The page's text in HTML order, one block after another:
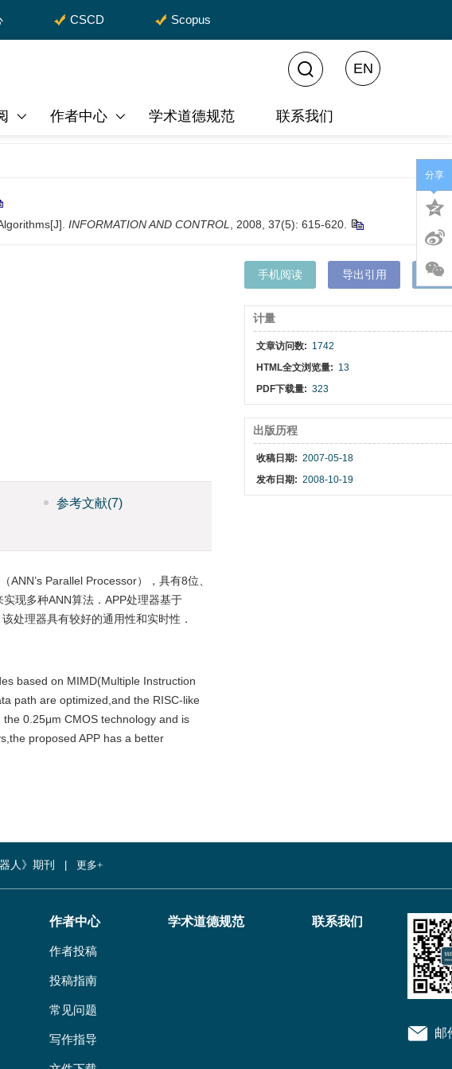
CSCD Scopus
作者中心 学术道德规范 联系我们
EN
INFORMATION AND CONTROL , 2008, 37(5): 615-620.
参考文献(7)
Parallel Processor），具有8位、
现多种ANN算法．APP处理器基于
处理器具有较好的通用性和实时性．
based on MIMD(Multiple Instruction
path are optimized,and the RISC-like
0.25μm CMOS technology and is
proposed APP has a better
手机阅读 导出引用 XML
计量
文章访问数: 1742
HTML全文浏览量: 13
PDF下载量: 323
出版历程
收稿日期: 2007-05-18
发布日期: 2008-10-19
分享
器人》期刊 更多+
作者中心
作者投稿
投稿指南
常见问题
写作指导
学术道德规范 联系我们
邮